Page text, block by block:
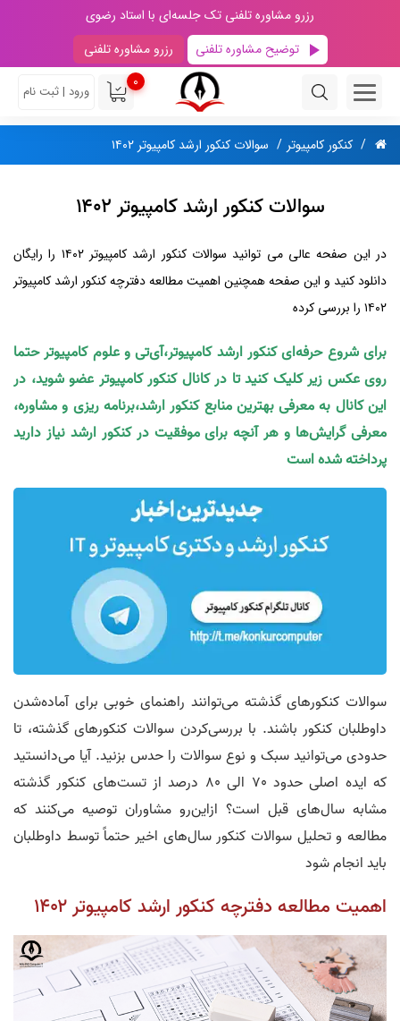
رزرو مشاوره تلفنی تک جلسه‌ای با استاد رضوی
توضیح مشاوره تلفنی
رزرو مشاوره تلفنی
0
ورود | ثبت نام
کنکور کامپیوتر سوالات کنکور ارشد کامپیوتر ۱۴۰۲
سوالات کنکور ارشد کامپیوتر ۱۴۰۲
در این صفحه عالی می توانید سوالات کنکور ارشد کامپیوتر ۱۴۰۲ را رایگان
دانلود کنید و این صفحه همچنین اهمیت مطالعه دفترچه کنکور ارشد کامپیوتر
۱۴۰۲ را بررسی کرده
برای شروع حرفه‌ای کنکور ارشد کامپیوتر،آی‌تی و علوم کامپیوتر حتما
روی عکس زیر کلیک کنید تا در کانال کنکور کامپیوتر عضو شوید، در
این کانال به معرفی بهترین منابع کنکور ارشد،برنامه ریزی و مشاوره،
معرفی گرایش‌ها و هر آنچه برای موفقیت در کنکور ارشد نیاز دارید
پرداخته شده است
سوالات کنکورهای گذشته می‌توانند راهنمای خوبی برای آماده‌شدن
داوطلبان کنکور باشند. با بررسی‌کردن سوالات کنکورهای گذشته، تا
حدودی می‌توانید سبک و نوع سوالات را حدس بزنید. آیا می‌دانستید
که ایده اصلی حدود 70 الی 80 درصد از تست‌های کنکور گذشته
مشابه سال‌های قبل است؟ ازاین‌رو مشاوران توصیه می‌کنند که
مطالعه و تحلیل سوالات کنکور سال‌های اخیر حتماً توسط داوطلبان
باید انجام شود
اهمیت مطالعه دفترچه کنکور ارشد کامپیوتر ۱۴۰۲